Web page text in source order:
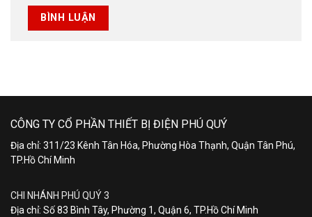
CÔNG TY CỔ PHẦN THIẾT BỊ ĐIỆN PHÚ QUÝ
Địa chỉ: 311/23 Kênh Tân Hóa, Phường Hòa Thạnh, Quận Tân Phú,
TP.Hồ Chí Minh
CHI NHÁNH PHÚ QUÝ 3
Địa chỉ: Số 83 Bình Tây, Phường 1, Quận 6, TP.Hồ Chí Minh